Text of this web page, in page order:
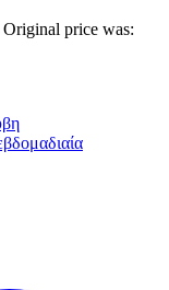
Original price was: